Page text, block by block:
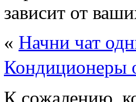
зависит от
« Начни чат
Кондиционеры
К сожалению,